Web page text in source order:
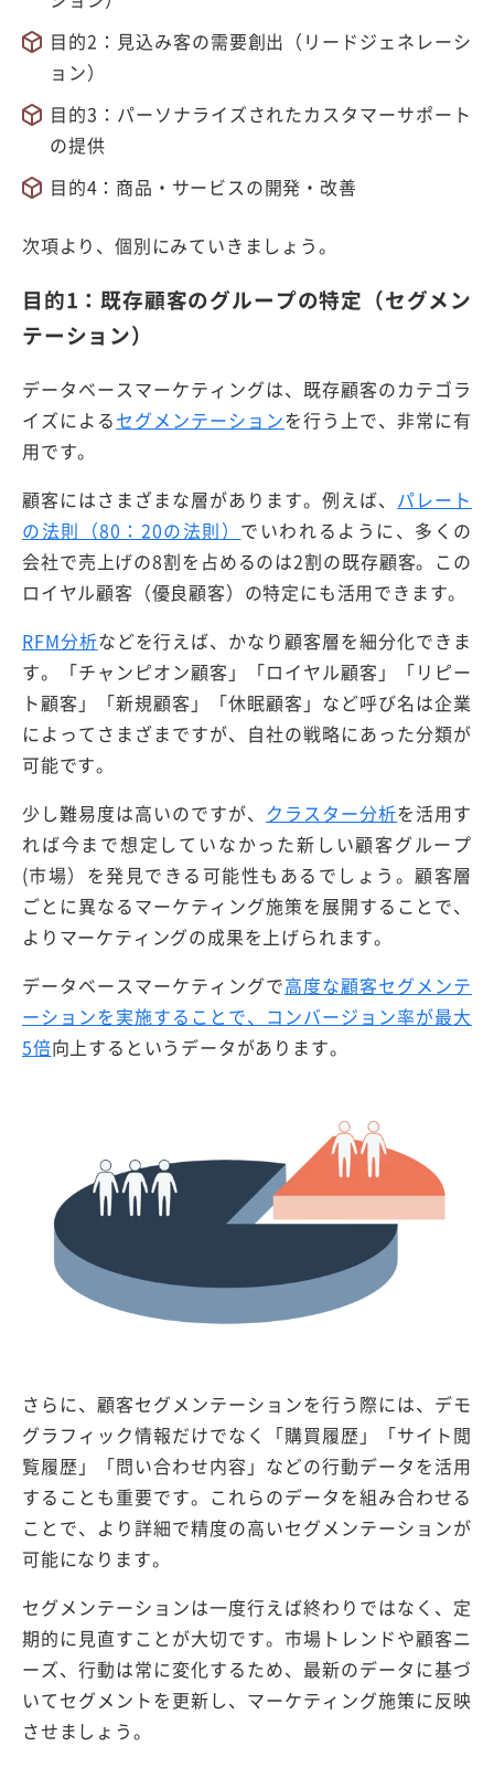
目的2：見込み客の需要創出（リードジェネレーシ
ョン）
目的3：パーソナライズされたカスタマーサポート
の提供
目的4：商品・サービスの開発・改善
次項より、個別にみていきましょう。
目的1：既存顧客のグループの特定（セグメン
テーション）
データベースマーケティングは、既存顧客のカテゴラ
イズによるセグメンテーションを行う上で、非常に有
用です。
顧客にはさまざまな層があります。例えば、 パレート
の法則（80：20の法則） でいわれるように、多くの
会社で売上げの8割を占めるのは2割の既存顧客。この
ロイヤル顧客（優良顧客）の特定にも活用できます。
RFM分析などを行えば、かなり顧客層を細分化できま
す。「チャンピオン顧客」「ロイヤル顧客」「リピー
ト顧客」「新規顧客」「休眠顧客」など呼び名は企業
によってさまざまですが、自社の戦略にあった分類が
可能です。
少し難易度は高いのですが、 クラスター分析を活用す
れば今まで想定していなかった新しい顧客グループ
(市場）を発見できる可能性もあるでしょう。顧客層
ごとに異なるマーケティング施策を展開することで、
よりマーケティングの成果を上げられます。
データベースマーケティングで高度な顧客セグメンテ
ーションを実施することで、コンバージョン率が最大
5倍向上するというデータがあります。
さらに、顧客セグメンテーションを行う際には、デモ
グラフィック情報だけでなく「購買履歴」「サイト閲
覧履歴」「問い合わせ内容」などの行動データを活用
することも重要です。これらのデータを組み合わせる
ことで、より詳細で精度の高いセグメンテーションが
可能になります。
セグメンテーションは一度行えば終わりではなく、定
期的に見直すことが大切です。市場トレンドや顧客ニ
ーズ、行動は常に変化するため、最新のデータに基づ
いてセグメントを更新し、マーケティング施策に反映
させましょう。